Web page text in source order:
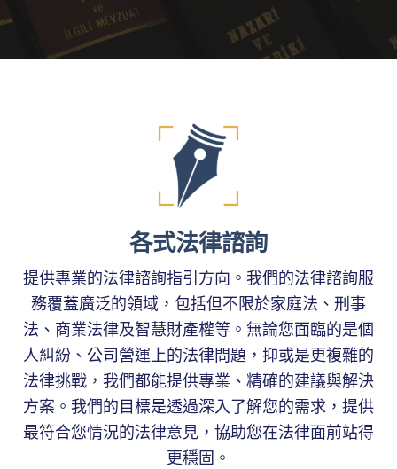
U
各式法律諮詢
提供專業的法律諮詢指引方向。我們的法律諮詢服
務覆蓋廣泛的領域，包括但不限於家庭法、刑事
法、商業法律及智慧財產權等。無論您面臨的是個
人糾紛、公司營運上的法律問題，抑或是更複雜的
法律挑戰，我們都能提供專業、精確的建議與解決
方案。我們的目標是透過深入了解您的需求，提供
最符合您情況的法律意見，協助您在法律面前站得
更穩固。